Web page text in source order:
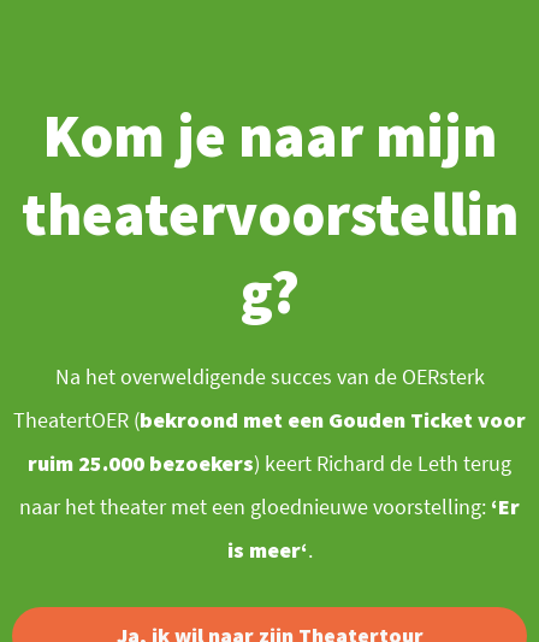
inhoudKom je naar mijn
theatervoorstellin
g?
Na het overweldigende succes van de OERsterk
TheatertOER (bekroond met een Gouden Ticket voor
ruim 25.000 bezoekers) keert Richard de Leth terug
naar het theater met een gloednieuwe voorstelling: ‘Er
is meer‘.
Ja, ik wil naar zijn Theatertour